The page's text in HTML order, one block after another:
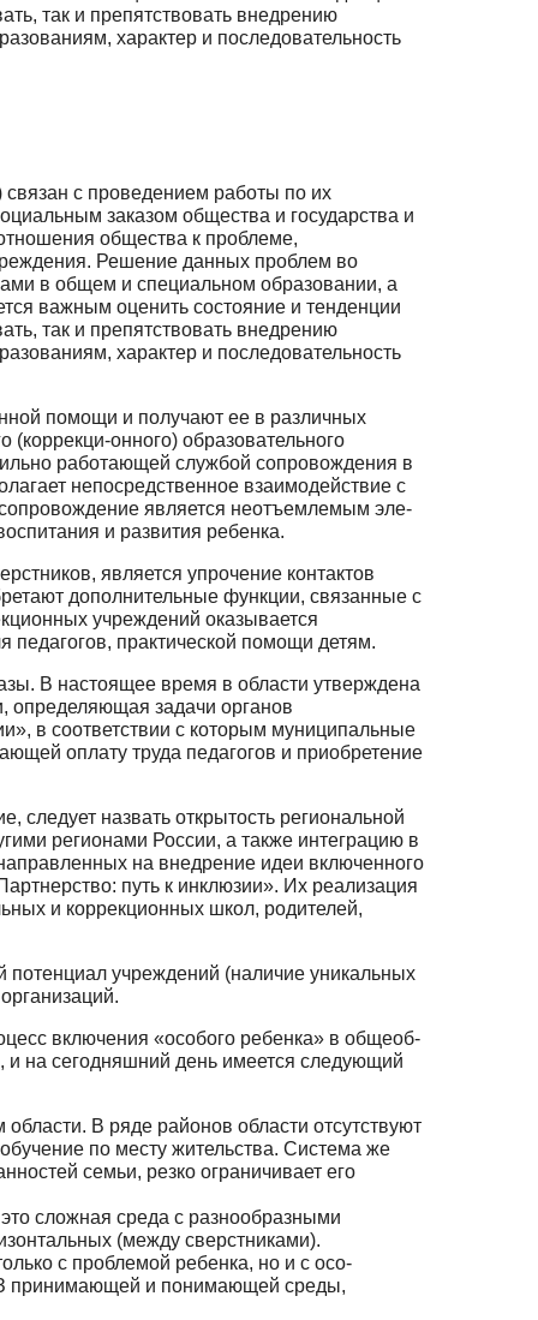
так и пре­пятствовать внедрению
характер и по­следовательность
с проведением работы по их
заказом общества и государства и
общества к проблеме,
Решение данных проблем во
в общем и специальном образовании, а
важ­ным оценить состояние и тенденции
так и пре­пятствовать внедрению
характер и по­следовательность
помощи и получают ее в различных
онного) образовательного
работающей службой со­провождения в
непосредственное взаимодей­ствие с
сопровождение является неотъемлемым эле­
и развития ребенка.
является упрочение контактов
дополнительные функции, связанные с
учреждений оказывается
практической по­мощи детям.
В настоящее время в области утверждена
определяющая задачи органов
в соответствии с которым муниципальные
оплату труда пе­дагогов и приобретение
назвать открытость региональной
регионами России, а также интеграцию в
на внедрение идеи включенного
путь к инклюзии». Их реализация
и коррекционных школ, родителей,
учреждений (наличие уникальных
включения «особого ребенка» в общеоб­
и на сегодняшний день имеется следующий
В ряде районов области отсутствуют
по ме­сту жительства. Система же
семьи, резко ограничи­вает его
сложная среда с разнообразными
(между сверстниками).
с проблемой ребенка, но и с осо­
прини­мающей и понимающей среды,